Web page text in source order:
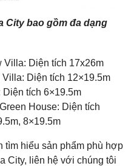
City bao gồm đa dạng
Villa: Diện tích 17x26m
Diện tích 12×19.5m
tích 6×19.5m
House: Diện tích
8×19.5m
tìm hiểu sản phẩm phù hợp
City, liên hệ với chúng tôi